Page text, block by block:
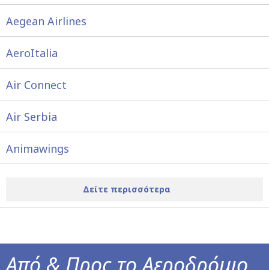
Aegean Airlines
AeroItalia
Air Connect
Air Serbia
Animawings
Δείτε περισσότερα